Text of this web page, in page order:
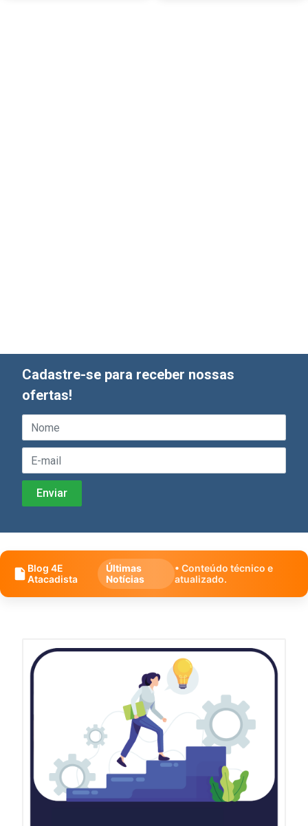
Cadastre-se para receber nossas
ofertas!
Blog 4E
Atacadista
Últimas
Notícias
• Conteúdo técnico e
atualizado.